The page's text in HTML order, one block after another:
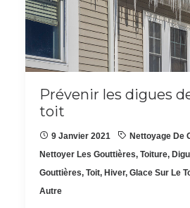
Prévenir les digues
toit
9 Janvier 2021 Nettoyage De
Nettoyer Les Gouttières, Toiture,
Gouttières, Toit, Hiver, Glace Sur Le
Autre